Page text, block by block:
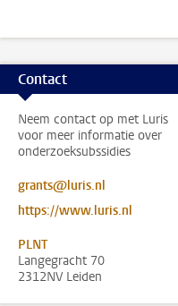
Contact
Neem contact op met Luris
voor meer informatie over
onderzoeksubssidies
grants@luris.nl
https://www.luris.nl
PLNT
Langegracht 70
2312NV Leiden